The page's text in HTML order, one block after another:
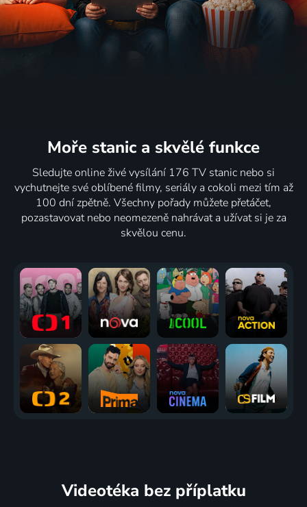
Moře stanic a skvělé funkce
Sledujte online živé vysílání 176 TV stanic nebo si
vychutnejte své oblíbené filmy, seriály a cokoli mezi tím až
100 dní zpětně. Všechny pořady můžete přetáčet,
pozastavovat nebo neomezeně nahrávat a užívat si je za
skvělou cenu.
Videotéka bez příplatku